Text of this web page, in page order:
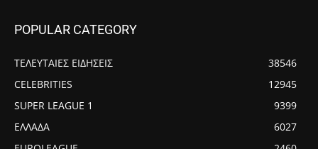
POPULAR CATEGORY
ΤΕΛΕΥΤΑΙΕΣ ΕΙΔΗΣΕΙΣ
38546
CELEBRITIES
12945
SUPER LEAGUE 1
9399
ΕΛΛΑΔΑ
6027